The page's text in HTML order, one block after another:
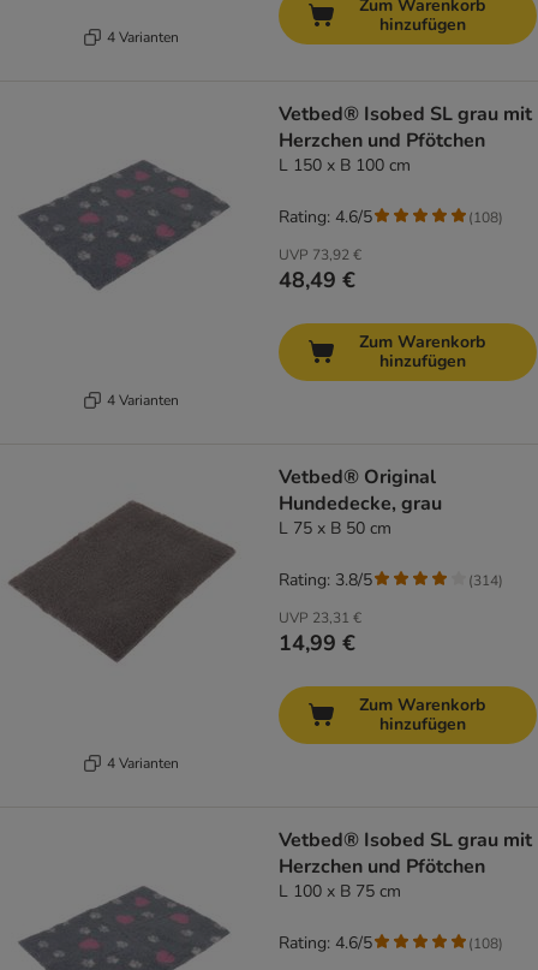
4 Varianten
Zum Warenkorb
hinzufügen
4 Varianten
Vetbed® Isobed SL grau mit
Herzchen und Pfötchen
L 150 x B 100 cm
UVP 73,92 €
48,49 €
Rating: 4.6/5 (108)
Zum Warenkorb
hinzufügen
4 Varianten
Vetbed® Original
Hundedecke, grau
L 75 x B 50 cm
UVP 23,31 €
14,99 €
Rating: 3.8/5 (314)
Zum Warenkorb
hinzufügen
Vetbed® Isobed SL grau mit
Herzchen und Pfötchen
L 100 x B 75 cm
Rating: 4.6/5 (108)